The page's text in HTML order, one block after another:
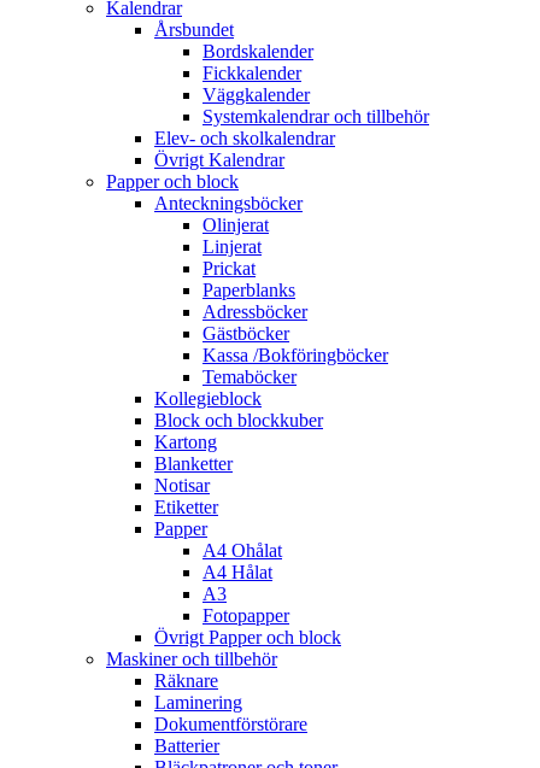
Kalendrar
Årsbundet
Bordskalender
Fickkalender
Väggkalender
Systemkalendrar och tillbehör
Elev- och skolkalendrar
Övrigt Kalendrar
Papper och block
Anteckningsböcker
Olinjerat
Linjerat
Prickat
Paperblanks
Adressböcker
Gästböcker
Kassa /Bokföringböcker
Temaböcker
Kollegieblock
Block och blockkuber
Kartong
Blanketter
Notisar
Etiketter
Papper
A4 Ohålat
A4 Hålat
A3
Fotopapper
Övrigt Papper och block
Maskiner och tillbehör
Räknare
Laminering
Dokumentförstörare
Batterier